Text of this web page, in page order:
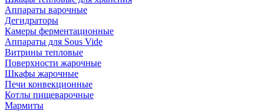
Аппараты варочные
Дегидраторы
Камеры ферментационные
Аппараты для Sous Vide
Витрины тепловые
Поверхности жарочные
Шкафы жарочные
Печи конвекционные
Котлы пищеварочные
Мармиты